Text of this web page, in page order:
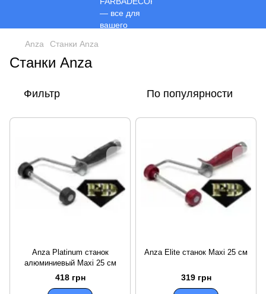
Anza Станки Anza
Станки Anza
Фильтр По популярности
Anza Platinum станок
алюминиевый Maxi 25 см
418 грн
Anza Elite станок Maxi 25 см
319 грн